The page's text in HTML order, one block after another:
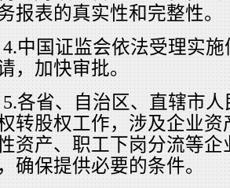
报表的真实性和完整性。
4.中国证监会依法受理实
，加快审批。
5.各省、自治区、直辖市
转股权工作，涉及企业
资产、职工下岗分流等
确保提供必要的条件。